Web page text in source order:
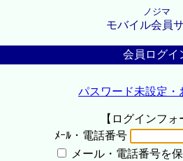
ノジマ
モバイル会員
会員ログイ
パスワード未設定・
【ログインフォ
ﾒｰﾙ・電話番号
メール・電話番号を